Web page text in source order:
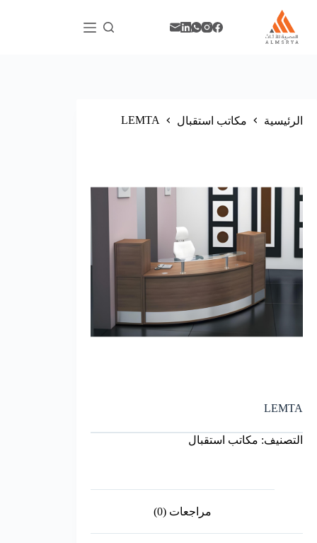
الرئيسية مكاتب استقبال LEMTA
LEMTA
التصنيف: مكاتب استقبال
مراجعات (0)